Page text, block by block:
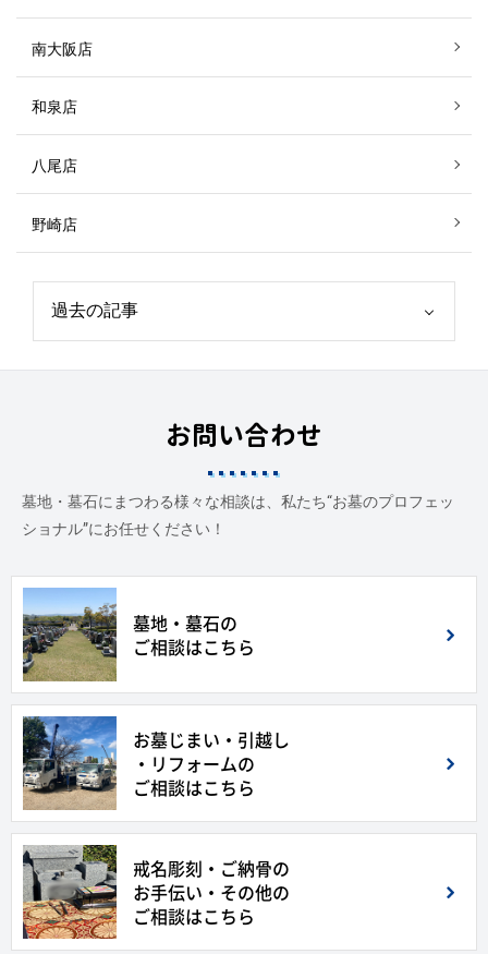
南大阪店
和泉店
八尾店
野崎店
お問い合わせ
墓地・墓石にまつわる様々な相談は、私たち“お墓のプロフェッ
ショナル”にお任せください！
墓地・墓石の
ご相談はこちら
お墓じまい・引越し
・リフォームの
ご相談はこちら
戒名彫刻・ご納骨の
お手伝い・その他の
ご相談はこちら